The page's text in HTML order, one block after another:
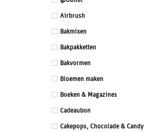
Airbrush
Bakmixen
Bakpakketten
Bakvormen
Bloemen maken
Boeken & Magazines
Cadeaubon
Cakepops, Chocolade & Candy